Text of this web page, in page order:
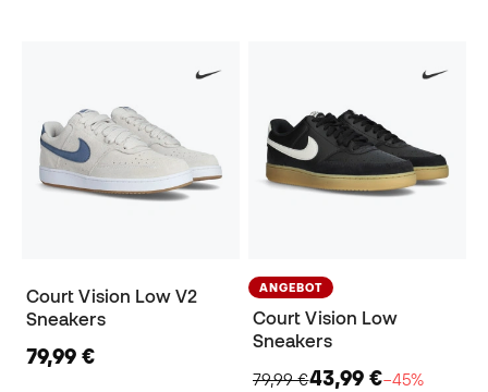
Court Vision Low V2
Sneakers
79,99 €
ANGEBOT
Court Vision Low
Sneakers
79,99 €43,99 €−45%